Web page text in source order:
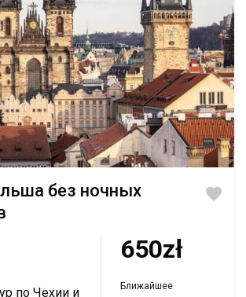
без ночных
по Чехии и
650zł
Ближайшее